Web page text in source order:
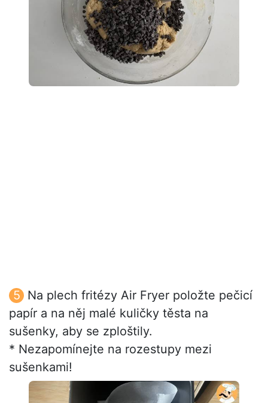
Na plech fritézy Air Fryer položte pečicí
papír a na něj malé kuličky těsta na
sušenky, aby se zploštily.
* Nezapomínejte na rozestupy mezi
sušenkami!